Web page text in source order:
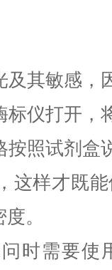
及其敏感，
标仪打开，
按照试剂盒
这样才既
。
时需要使